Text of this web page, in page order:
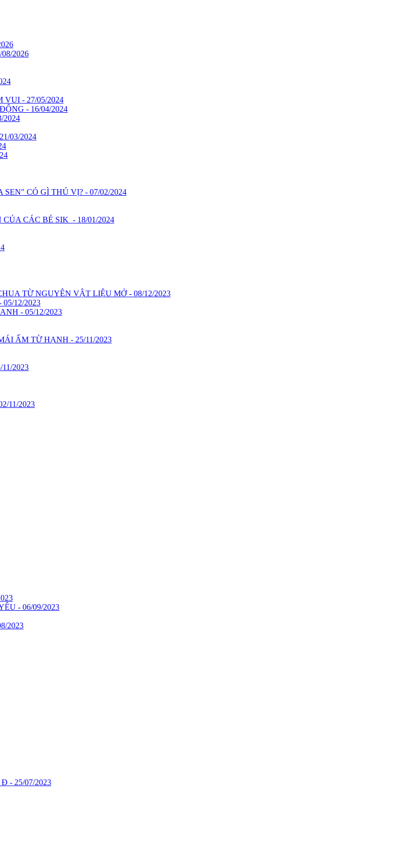
08/2026
- 27/05/2024
- 16/04/2024
2024
03/2024
CÓ GÌ THÚ VỊ? - 07/02/2024
CÁC BÉ SIK - 18/01/2024
TỪ NGUYÊN VẬT LIỆU MỞ - 08/12/2023
12/2023
- 05/12/2023
ẤM TỪ HẠNH - 25/11/2023
2023
11/2023
- 06/09/2023
2023
- 25/07/2023